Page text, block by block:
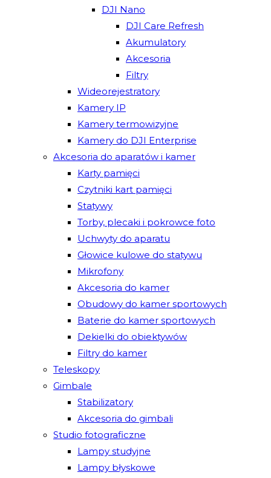
DJI Nano
DJI Care Refresh
Akumulatory
Akcesoria
Filtry
Wideorejestratory
Kamery IP
Kamery termowizyjne
Kamery do DJI Enterprise
Akcesoria do aparatów i kamer
Karty pamięci
Czytniki kart pamięci
Statywy
Torby, plecaki i pokrowce foto
Uchwyty do aparatu
Głowice kulowe do statywu
Mikrofony
Akcesoria do kamer
Obudowy do kamer sportowych
Baterie do kamer sportowych
Dekielki do obiektywów
Filtry do kamer
Teleskopy
Gimbale
Stabilizatory
Akcesoria do gimbali
Studio fotograficzne
Lampy studyjne
Lampy błyskowe